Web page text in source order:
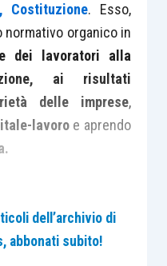
Costituzione. Esso,
organico in
dei lavoratori alla
ai risultati
delle imprese,
lavoroe aprendo
modello organico e
dei lavoratori alla
dell’archivio di
abbonati subito!